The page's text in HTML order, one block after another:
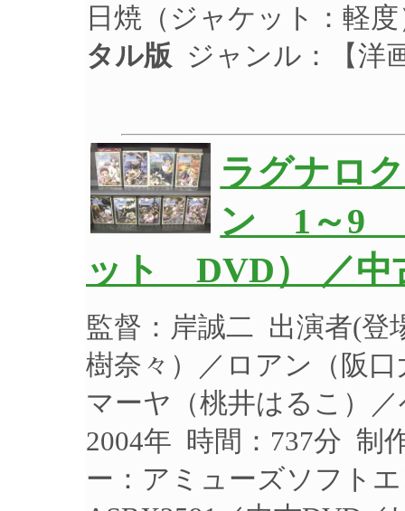
日焼（ジャケット：軽度
タル版 ジャンル：【洋
ラグナロ
ン 1～9
ット DVD） ／中
監督：岸誠二 出演者(登
樹奈々）／ロアン（阪
マーヤ（桃井はるこ）
2004年 時間：737分 制
ー：アミューズソフト